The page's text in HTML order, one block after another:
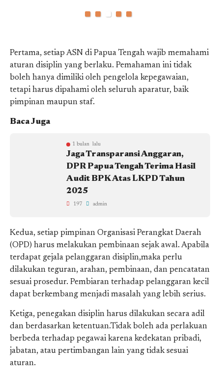
Pertama, setiap ASN di Papua Tengah wajib memahami
aturan disiplin yang berlaku. Pemahaman ini tidak
boleh hanya dimiliki oleh pengelola kepegawaian,
tetapi harus dipahami oleh seluruh aparatur, baik
pimpinan maupun staf.
Baca Juga
1 bulan lalu
Jaga Transparansi Anggaran,
DPR Papua Tengah Terima Hasil
Audit BPK Atas LKPD Tahun
2025
197 admin
Kedua, setiap pimpinan Organisasi Perangkat Daerah
(OPD) harus melakukan pembinaan sejak awal. Apabila
terdapat gejala pelanggaran disiplin,maka perlu
dilakukan teguran, arahan, pembinaan, dan pencatatan
sesuai prosedur. Pembiaran terhadap pelanggaran kecil
dapat berkembang menjadi masalah yang lebih serius.
Ketiga, penegakan disiplin harus dilakukan secara adil
dan berdasarkan ketentuan.Tidak boleh ada perlakuan
berbeda terhadap pegawai karena kedekatan pribadi,
jabatan, atau pertimbangan lain yang tidak sesuai
aturan.